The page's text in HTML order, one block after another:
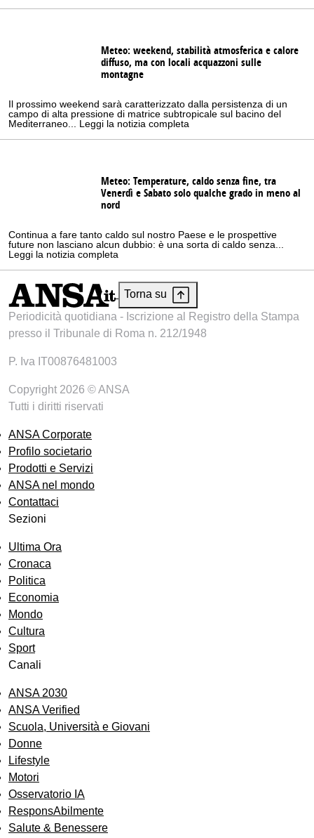
Meteo: weekend, stabilità atmosferica e calore
diffuso, ma con locali acquazzoni sulle
montagne
Il prossimo weekend sarà caratterizzato dalla persistenza di un
campo di alta pressione di matrice subtropicale sul bacino del
Mediterraneo... Leggi la notizia completa
Meteo: Temperature, caldo senza fine, tra
Venerdì e Sabato solo qualche grado in meno al
nord
Continua a fare tanto caldo sul nostro Paese e le prospettive
future non lasciano alcun dubbio: è una sorta di caldo senza...
Leggi la notizia completa
Torna su
Periodicità quotidiana - Iscrizione al Registro della Stampa
presso il Tribunale di Roma n. 212/1948
P. Iva IT00876481003
Copyright 2026 © ANSA
Tutti i diritti riservati
ANSA Corporate
Profilo societario
Prodotti e Servizi
ANSA nel mondo
Contattaci
Sezioni
Ultima Ora
Cronaca
Politica
Economia
Mondo
Cultura
Sport
Canali
ANSA 2030
ANSA Verified
Scuola, Università e Giovani
Donne
Lifestyle
Motori
Osservatorio IA
ResponsAbilmente
Salute & Benessere